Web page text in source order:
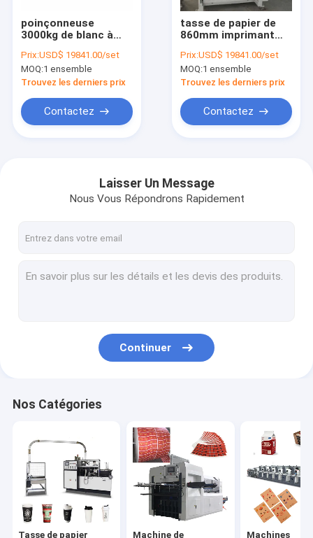
Visite d'usine
Machines d'impression de tasse de papier
Machine de papier de gamelle
Machine à emballer de tasse de papier
poinçonneuse
3000kg de blanc à
tasse 380V de papier
Prix:USD$ 19841.00/set
MOQ:1 ensemble
Trouvez les derniers prix
Contactez
tasse de papier de
860mm imprimant
découpage de
poinçon de machine
Prix:USD$ 19841.00/set
MOQ:1 ensemble
Trouvez les derniers prix
Contactez
Laisser Un Message
Nous Vous Répondrons Rapidement
Continuer
Nos Catégories
Tasse de papier Machine de Machines